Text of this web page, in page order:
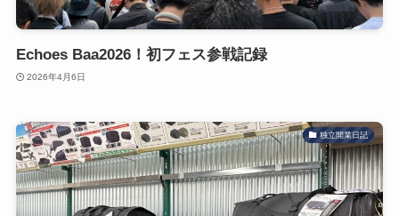
Echoes Baa2026！初フェス参戦記録
2026年4月6日
独立開業日記